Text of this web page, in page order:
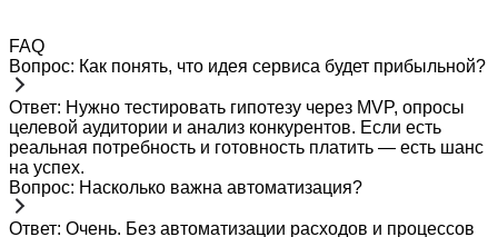
FAQ
Вопрос: Как понять, что идея сервиса будет прибыльной?
Ответ: Нужно тестировать гипотезу через MVP, опросы
целевой аудитории и анализ конкурентов. Если есть
реальная потребность и готовность платить — есть шанс
на успех.
Вопрос: Насколько важна автоматизация?
Ответ: Очень. Без автоматизации расходов и процессов